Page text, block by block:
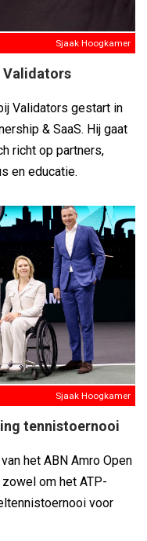
Sjaak Hoogkamer
Validators
Validators gestart in
& SaaS. Hij gaat
richt op partners,
en educatie.
Sjaak Hoogkamer
tennistoernooi
het ABN Amro Open
om het ATP-
voor